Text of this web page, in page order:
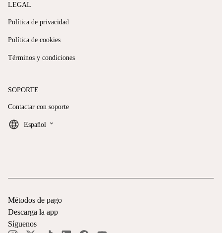
LEGAL
Política de privacidad
Política de cookies
Términos y condiciones
SOPORTE
Contactar con soporte
Español keyboard_arrow_down
Métodos de pago
Descarga la app
Síguenos